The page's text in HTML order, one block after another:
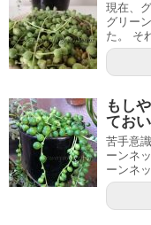
現在、
グリー
た。 そ
もし
てお
苦手意
ーンネ
ーンネ